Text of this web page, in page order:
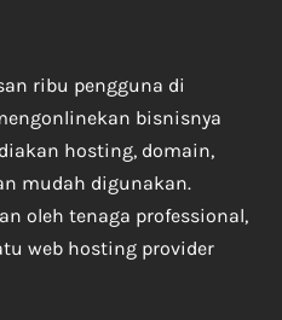
ribu pengguna di
bisnisnya
hosting, domain,
mudah digunakan.
oleh tenaga professional,
web hosting provider